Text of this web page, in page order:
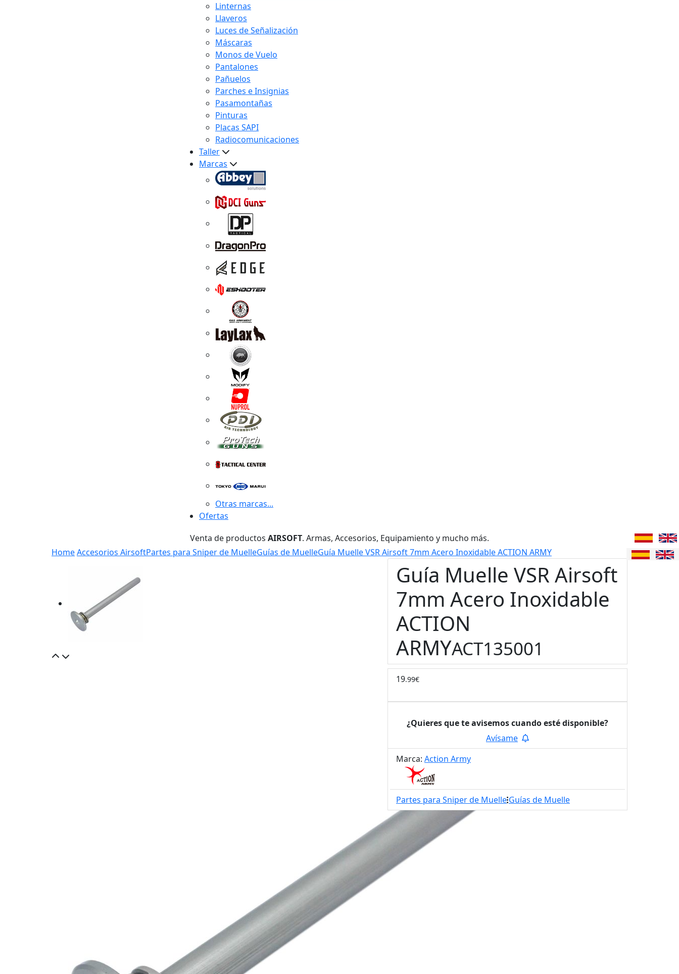
Linternas
Llaveros
Luces de Señalización
Máscaras
Monos de Vuelo
Pantalones
Pañuelos
Parches e Insignias
Pasamontañas
Pinturas
Placas SAPI
Radiocomunicaciones
Taller
Marcas
Otras marcas...
Ofertas
Venta de productos AIRSOFT. Armas, Accesorios, Equipamiento y mucho más.
HomeAccesorios AirsoftPartes para Sniper de MuelleGuías de MuelleGuía Muelle VSR Airsoft 7mm Acero Inoxidable ACTION ARMY
Guía Muelle VSR Airsoft
7mm Acero Inoxidable
ACTION
ARMYACT135001
19.99€
¿Quieres que te avisemoscuando esté disponible?
Avísame
Marca: Action Army
Partes para Sniper de Muelle Guías de Muelle